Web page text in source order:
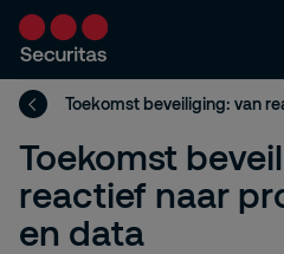
Toekomst
reactief naar
en data